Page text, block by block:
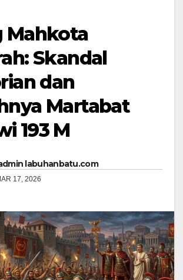
Mahkota
Skandal
dan
Martabat
193 M
labuhanbatu.com
17, 2026